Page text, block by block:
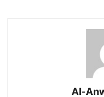
Al-